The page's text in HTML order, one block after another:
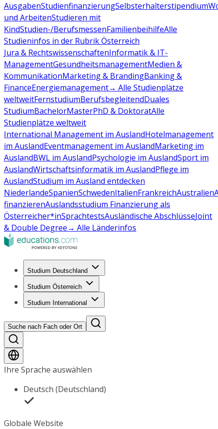
AusgabenStudienfinanzierungSelbsterhalterstipendium
und ArbeitenStudieren mit
KindStudien-/BerufsmessenFamilienbeihilfeAlle
Studieninfos in der Rubrik Österreich
Jura & RechtswissenschaftenInformatik & IT-
ManagementGesundheitsmanagementMedien &
KommunikationMarketing & BrandingBanking &
FinanceEnergiemanagement→ Alle Studienplätze
weltweitFernstudiumBerufsbegleitendDuales
StudiumBachelorMasterPhD & DoktoratAlle
Studienplätze weltweit
International Management im AuslandHotelmanagement
im AuslandEventmanagement im AuslandMarketing im
AuslandBWL im AuslandPsychologie im AuslandSport im
AuslandWirtschaftsinformatik im AuslandPflege im
AuslandStudium im Ausland entdecken
NiederlandeSpanienSchwedenItalienFrankreichAustralien
finanzierenAuslandsstudium Finanzierung als
Österreicher*inSprachtestsAusländische AbschlüsseJoint
& Double Degree→ Alle Länderinfos
Studium Deutschland
Studium Österreich
Studium International
Suche nach Fach oder Ort
Ihre Sprache auswählen
Deutsch (Deutschland)
Globale Website